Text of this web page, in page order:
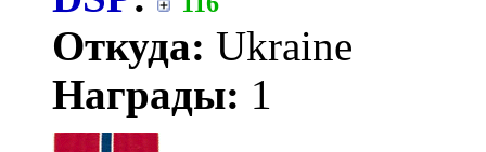
Откуда: Ukraine
Награды: 1